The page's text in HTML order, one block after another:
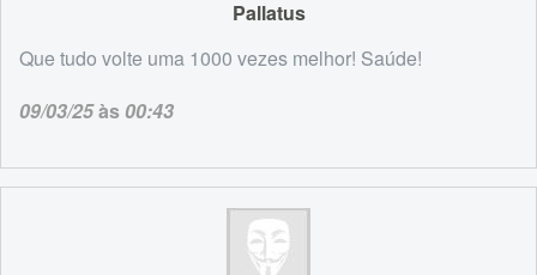
Pallatus
Que tudo volte uma 1000 vezes melhor! Saúde!
09/03/25às00:43